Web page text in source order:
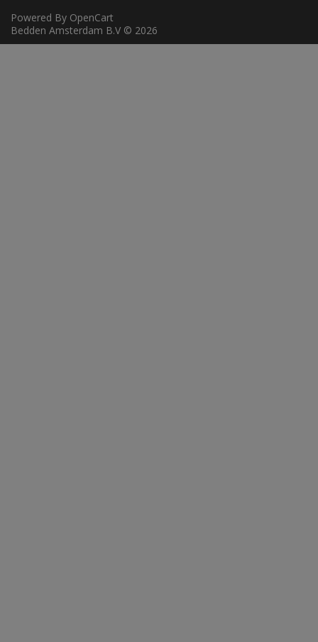
Powered By OpenCart
Bedden Amsterdam B.V © 2026